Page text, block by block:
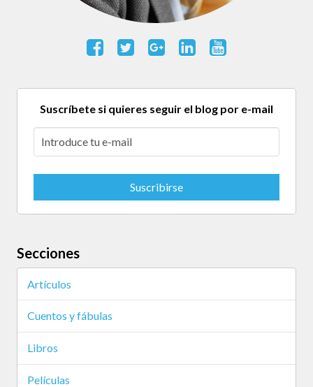
Suscríbete si quieres seguir el blog por e-mail
Secciones
Artículos
Cuentos y fábulas
Libros
Películas